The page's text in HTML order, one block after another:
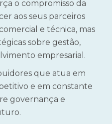
o compromisso da
aos seus parceiros
e técnica, mas
sobre gestão,
empresarial.
que atua em
e em constante
governança e